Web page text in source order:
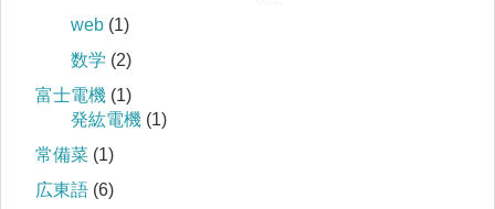
web (1)
数学 (2)
富士電機 (1)
発紘電機 (1)
常備菜 (1)
広東語 (6)